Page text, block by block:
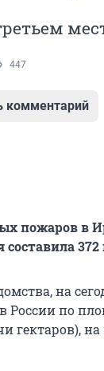
447
комментарий
пожаров в
на
России по
гектаров),